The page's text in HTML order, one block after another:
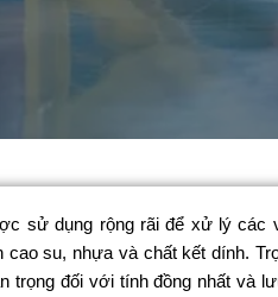
sử dụng rộng rãi để xử lý các
su, nhựa và chất kết dính.
trọng đối với tính đồng nhất và